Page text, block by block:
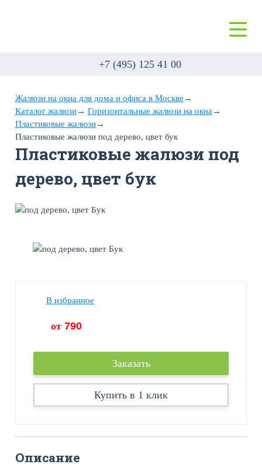
+7 (495) 125 41 00
Жалюзи на окна для дома и офиса в Москве →
Каталог жалюзи→ Горизонтальные жалюзи на окна →
Пластиковые жалюзи→
Пластиковые жалюзи под дерево, цвет бук
Пластиковые жалюзи под
дерево, цвет бук
В избранное
от 790
Заказать
Купить в 1 клик
Описание